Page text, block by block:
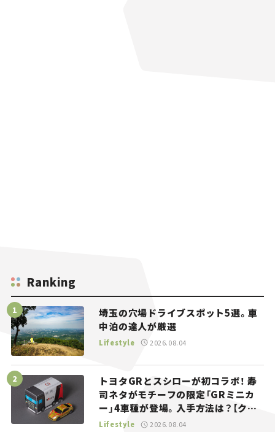
Ranking
埼玉の穴場ドライブスポット5選。車
中泊の達人が厳選
Lifestyle 2026.08.04
トヨタGRとスシローが初コラボ！ 寿
司ネタがモチーフの限定「GRミニカ
ー」4車種が登場。入手方法は？【クル
マとホビー】
Lifestyle 2026.08.04